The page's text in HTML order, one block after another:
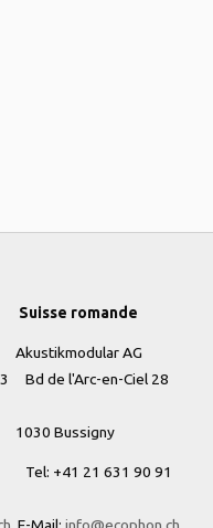
Suisse romande
Akustikmodular AG
3 Bd de l'Arc-en-Ciel 28
1030 Bussigny
Tel: +41 21 631 90 91